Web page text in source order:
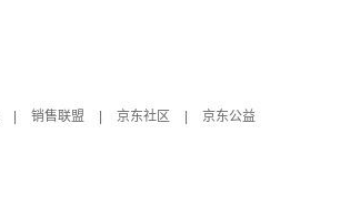
销售联盟 京东社区
京东公益